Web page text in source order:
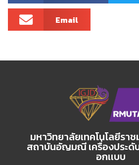
Email
มหาวิทยาลัยเทคโนโลยีรา
สถาบันอัญมณี เครื่องประดับ
อกเเบบ